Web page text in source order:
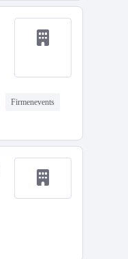
Firmenevents